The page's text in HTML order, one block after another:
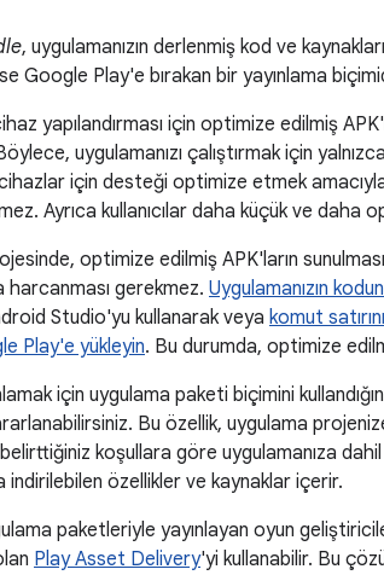
, uygulamanızın derlenmiş kod ve
Google Play'e bırakan bir yayınlama
yapılandırması için optimize edilmiş
uygulamanızı çalıştırmak için
için desteği optimize etmek
Ayrıca kullanıcılar daha küçük ve daha
optimize edilmiş APK'ların
gerekmez. Uygulamanızın
Studio'yu kullanarak veya komut
Play'e yükleyin. Bu durumda, optimize
için uygulama paketi biçimini
Bu özellik, uygulama
koşullara göre uygulamanıza
indirilebilen özellikler ve kaynaklar içerir.
paketleriyle yayınlayan oyun
Play Asset Delivery'yi kullanabilir. Bu